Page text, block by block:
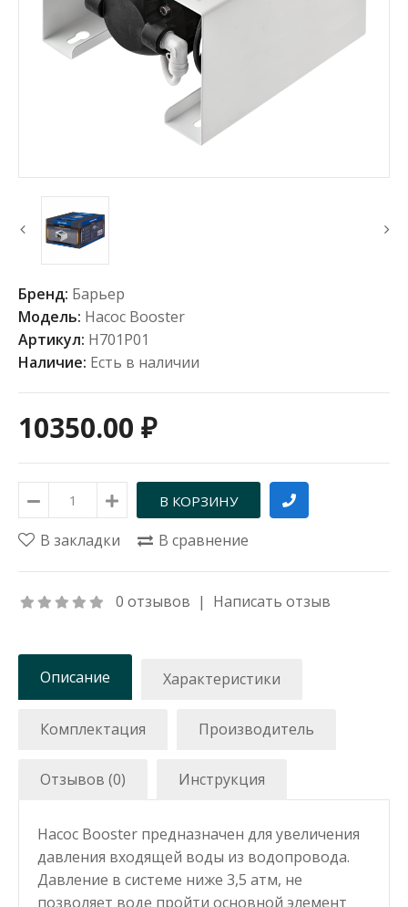
Бренд: Барьер
Модель: Насос Booster
Артикул: Н701Р01
Наличие: Есть в наличии
10350.00 ₽
В закладки В сравнение
0 отзывов | Написать отзыв
Описание Характеристики
Комплектация Производитель
Отзывов (0) Инструкция
Насос Booster предназначен для увеличения
давления входящей воды из водопровода.
Давление в системе ниже 3,5 атм, не
позволяет воде пройти основной элемент